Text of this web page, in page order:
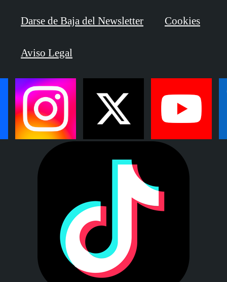
Darse de Baja del Newsletter Cookies
Aviso Legal